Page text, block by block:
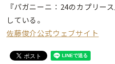
『パガニーニ：24のカプリー
している。
佐藤俊介公式ウェブサイト